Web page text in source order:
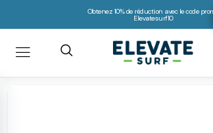
Obtenez 10% de réduction avec le code
Elevatesurf10